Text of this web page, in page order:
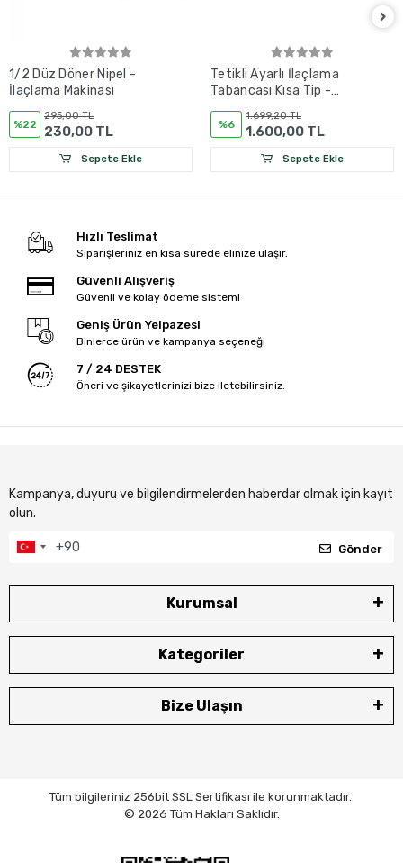
1/2 Düz Döner Nipel -
İlaçlama Makinası
%22
295,00 TL
230,00 TL
Sepete Ekle
Tetikli Ayarlı İlaçlama
Tabancası Kısa Tip -
%6
1.699,20 TL
1.600,00 TL
Sepete Ekle
Hızlı Teslimat
Siparişleriniz en kısa sürede elinize ulaşır.
Güvenli Alışveriş
Güvenli ve kolay ödeme sistemi
Geniş Ürün Yelpazesi
Binlerce ürün ve kampanya seçeneği
7 / 24 DESTEK
Öneri ve şikayetlerinizi bize iletebilirsiniz.
Kampanya, duyuru ve bilgilendirmelerden haberdar olmak için kayıt
olun.
Gönder
Kurumsal
Kategoriler
Bize Ulaşın
Tüm bilgileriniz 256bit SSL Sertifikası ile korunmaktadır.
© 2026 Tüm Hakları Saklıdır.